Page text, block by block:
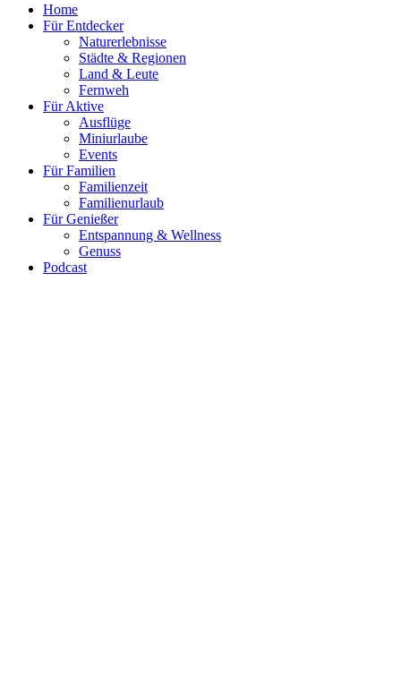
Home
Für Entdecker
Naturerlebnisse
Städte & Regionen
Land & Leute
Fernweh
Für Aktive
Ausflüge
Miniurlaube
Events
Für Familien
Familienzeit
Familienurlaub
Für Genießer
Entspannung & Wellness
Genuss
Podcast